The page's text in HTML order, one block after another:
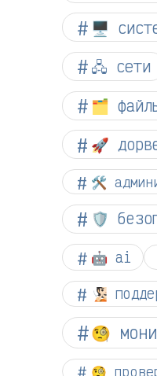
🖥️
🖧 сети
🗂️
🚀
🛠️
🛡️
🤖 ai
🧏🏻
🧐
🧐